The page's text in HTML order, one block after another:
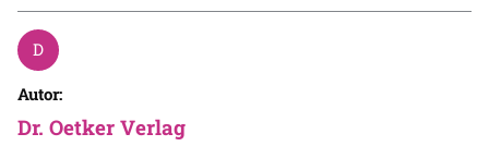
Autor:
Dr. Oetker Verlag